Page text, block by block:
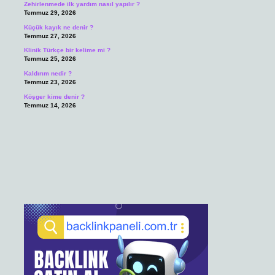
Zehirlenmede ilk yardım nasıl yapılır ?
Temmuz 29, 2026
Küçük kayık ne denir ?
Temmuz 27, 2026
Klinik Türkçe bir kelime mi ?
Temmuz 25, 2026
Kaldırım nedir ?
Temmuz 23, 2026
Köşger kime denir ?
Temmuz 14, 2026